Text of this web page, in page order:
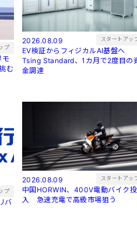
プ
モ
む
2026.08.09 スタートアッ
EV検証からフィジカルAI基盤へ
Tsing Standard、1カ月で2度目の
金調達
プ
2026.08.09 スタートアッ
中国HORWIN、400V電動バイク投
入 急速充電で高級市場狙う